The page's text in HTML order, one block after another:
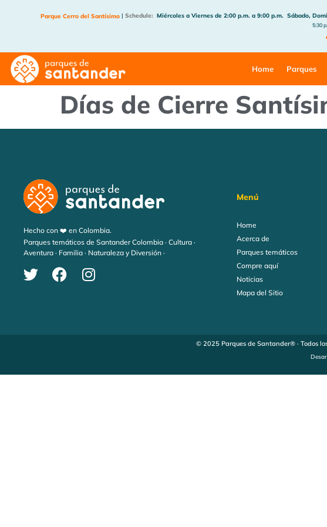
Parque Cerro del Santísimo | Schedule: Miércoles a Viernes de 2:00 p.m. a 9:00 p.m. Sábado,
5:30
Home Parques
Días de Cierre
Hecho con ❤️ en Colombia.
Parques temáticos de Santander Colombia · Cultura ·
Aventura · Familia · Naturaleza y Diversión ·
Menú
Home
Acerca de
Parques temáticos
Compre aquí
Noticias
Mapa del Sitio
© 2025 Parques de Santander® · Todos